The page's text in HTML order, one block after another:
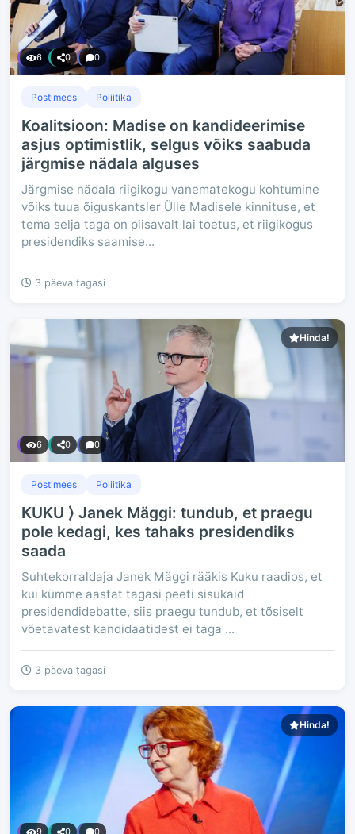
6 0 0
Postimees Poliitika
Koalitsioon: Madise on kandideerimise
asjus optimistlik, selgus võiks saabuda
järgmise nädala alguses
Järgmise nädala riigikogu vanematekogu kohtumine
võiks tuua õiguskantsler Ülle Madisele kinnituse, et
tema selja taga on piisavalt lai toetus, et riigikogus
presidendiks saamise...
3 päeva tagasi
Hinda!
6 0 0
Postimees Poliitika
KUKU ⟩ Janek Mäggi: tundub, et praegu
pole kedagi, kes tahaks presidendiks
saada
Suhtekorraldaja Janek Mäggi rääkis Kuku raadios, et
kui kümme aastat tagasi peeti sisukaid
presidendidebatte, siis praegu tundub, et tõsiselt
võetavatest kandidaatidest ei taga ...
3 päeva tagasi
Hinda!
9 0 0